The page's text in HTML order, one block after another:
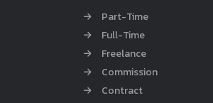
Part-Time
Full-Time
Freelance
Commission
Contract